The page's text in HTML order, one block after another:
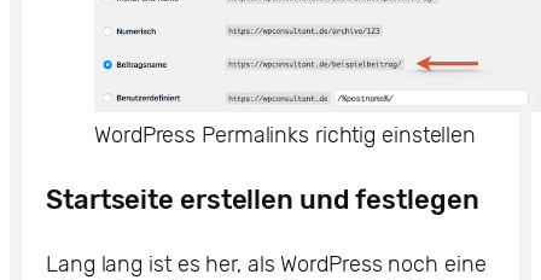
WordPress Permalinks richtig einstellen
Startseite erstellen und festlegen
Lang lang ist es her, als WordPress noch eine